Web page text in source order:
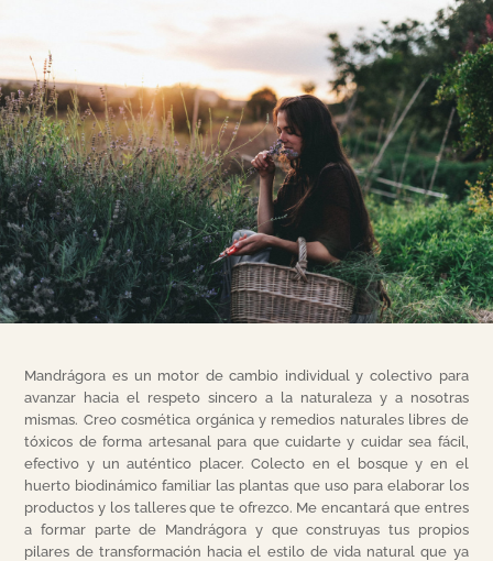
Mandrágora es un motor de cambio individual y colectivo para
avanzar hacia el respeto sincero a la naturaleza y a nosotras
mismas. Creo cosmética orgánica y remedios naturales libres de
tóxicos de forma artesanal para que cuidarte y cuidar sea fácil,
efectivo y un auténtico placer. Colecto en el bosque y en el
huerto biodinámico familiar las plantas que uso para elaborar los
productos y los talleres que te ofrezco. Me encantará que entres
a formar parte de Mandrágora y que construyas tus propios
pilares de transformación hacia el estilo de vida natural que ya